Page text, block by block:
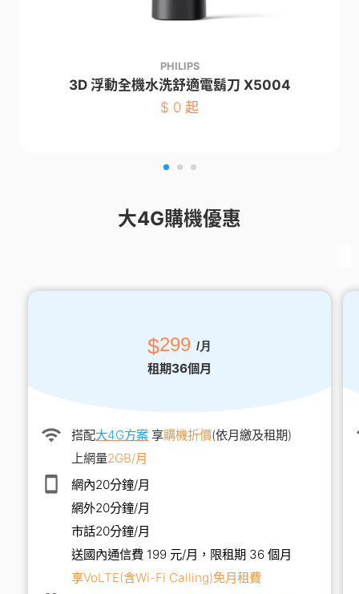
PHILIPS
3D 浮動全機水洗舒適電鬍刀 X5004
$ 0 起
大4G購機優惠
$299 /月
租期36個月
搭配大4G方案 享購機折價(依月繳及租期)
上網量2GB/月
網內20分鐘/月
網外20分鐘/月
市話20分鐘/月
送國內通信費 199 元/月，限租期 36 個月
享VoLTE(含Wi-Fi Calling)免月租費